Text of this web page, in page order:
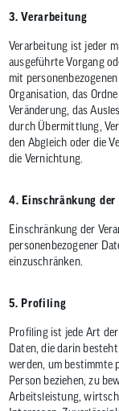
3. Verarbeitung
Verarbeitung ist jeder
ausgeführte Vorgang
mit
Organisation, das
Veränderung, das
durch Übermittlung,
den Abgleich oder die
die Vernichtung.
4. Einschränkung
Einschränkung der
personenbezogener
einzuschränken.
5. Profiling
Profiling ist jede Art
Daten, die darin
werden, um bestimmte
Person beziehen, zu
Arbeitsleistung,